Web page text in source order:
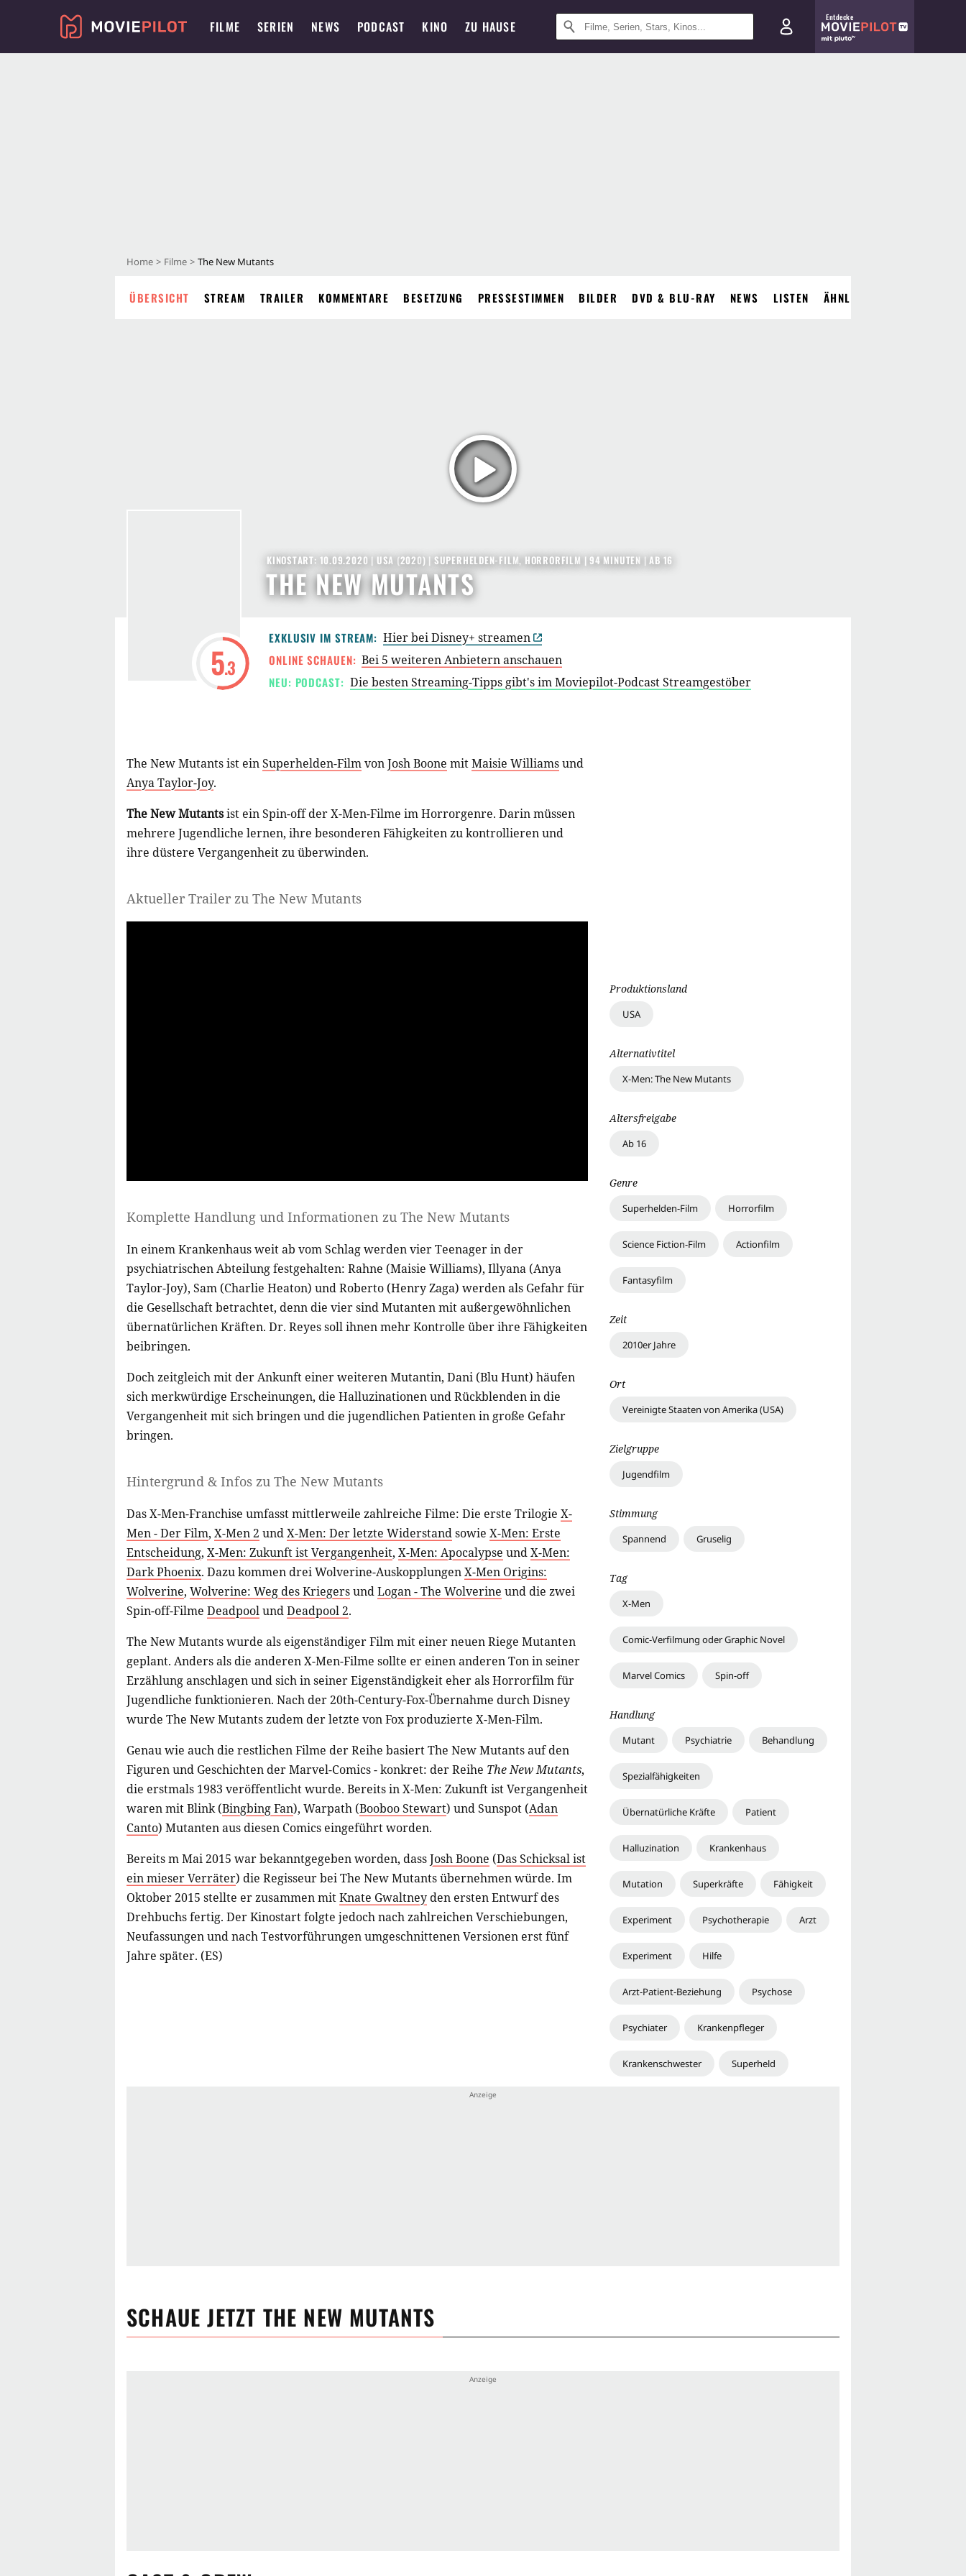
FILME SERIEN NEWS PODCAST KINO ZU HAUSE
Entdecke
Home Filme The New Mutants
ÜBERSICHT STREAM TRAILER KOMMENTARE BESETZUNG PRESSESTIMMEN BILDER DVD & BLU-RAY NEWS LISTEN ÄHNLICHE FILME
5.3
THE NEW MUTANTS
KINOSTART: 10.09.2020 | USA (2020) | SUPERHELDEN-FILM, HORRORFILM | 94 MINUTEN |AB 16
EXKLUSIV IM STREAM: Hier bei Disney+ streamen
ONLINE SCHAUEN: Bei 5 weiteren Anbietern anschauen
NEU: PODCAST: Die besten Streaming-Tipps gibt's im Moviepilot-Podcast Streamgestöber
The New Mutants ist einSuperhelden-FilmvonJosh Boone mitMaisie Williamsund
Anya Taylor-Joy.
The New Mutantsist ein Spin-off der X-Men-Filme im Horrorgenre. Darin müssen
mehrere Jugendliche lernen, ihre besonderen Fähigkeiten zu kontrollieren und
ihre düstere Vergangenheit zu überwinden.
Aktueller Trailer zu The New Mutants
Komplette Handlung und Informationen zu The New Mutants
In einem Krankenhaus weit ab vom Schlag werden vier Teenager in der
psychiatrischen Abteilung festgehalten: Rahne (Maisie Williams), Illyana (Anya
Taylor-Joy), Sam (Charlie Heaton) und Roberto (Henry Zaga) werden als Gefahr für
die Gesellschaft betrachtet, denn die vier sind Mutanten mit außergewöhnlichen
übernatürlichen Kräften. Dr. Reyes soll ihnen mehr Kontrolle über ihre Fähigkeiten
beibringen.
Doch zeitgleich mit der Ankunft einer weiteren Mutantin, Dani (Blu Hunt) häufen
sich merkwürdige Erscheinungen, die Halluzinationen und Rückblenden in die
Vergangenheit mit sich bringen und die jugendlichen Patienten in große Gefahr
bringen.
Hintergrund & Infos zu The New Mutants
Das X-Men-Franchise umfasst mittlerweile zahlreiche Filme: Die erste Trilogie X-
Men - Der Film, X-Men 2 undX-Men: Der letzte Widerstandsowie X-Men: Erste
Entscheidung, X-Men: Zukunft ist Vergangenheit, X-Men: Apocalypse undX-Men:
Dark Phoenix. Dazu kommen drei Wolverine-AuskopplungenX-Men Origins:
Wolverine, Wolverine: Weg des KriegersundLogan - The Wolverine und die zwei
Spin-off-Filme DeadpoolundDeadpool 2.
The New Mutants wurde als eigenständiger Film mit einer neuen Riege Mutanten
geplant. Anders als die anderen X-Men-Filme sollte er einen anderen Ton in seiner
Erzählung anschlagen und sich in seiner Eigenständigkeit eher als Horrorfilm für
Jugendliche funktionieren. Nach der 20th-Century-Fox-Übernahme durch Disney
wurde The New Mutants zudem der letzte von Fox produzierte X-Men-Film.
Genau wie auch die restlichen Filme der Reihe basiert The New Mutants auf den
Figuren und Geschichten der Marvel-Comics - konkret: der Reihe The New Mutants,
die erstmals 1983 veröffentlicht wurde. Bereits in X-Men: Zukunft ist Vergangenheit
waren mit Blink (Bingbing Fan), Warpath (Booboo Stewart) und Sunspot (Adan
Canto) Mutanten aus diesen Comics eingeführt worden.
Bereits m Mai 2015 war bekanntgegeben worden, dassJosh Boone (Das Schicksal ist
ein mieser Verräter) die Regisseur bei The New Mutants übernehmen würde. Im
Oktober 2015 stellte er zusammen mitKnate Gwaltney den ersten Entwurf des
Drehbuchs fertig. Der Kinostart folgte jedoch nach zahlreichen Verschiebungen,
Neufassungen und nach Testvorführungen umgeschnittenen Versionen erst fünf
Jahre später. (ES)
Produktionsland
USA
Alternativtitel
X-Men: The New Mutants
Altersfreigabe
Ab 16
Genre
Superhelden-Film Horrorfilm
Science Fiction-Film Actionfilm
Fantasyfilm
Zeit
2010er Jahre
Ort
Vereinigte Staaten von Amerika (USA)
Zielgruppe
Jugendfilm
Stimmung
Spannend Gruselig
Tag
X-Men
Comic-Verfilmung oder Graphic Novel
Marvel Comics Spin-off
Handlung
Mutant Psychiatrie Behandlung
Spezialfähigkeiten
Übernatürliche Kräfte Patient
Halluzination Krankenhaus
Mutation Superkräfte Fähigkeit
Experiment Psychotherapie Arzt
Experiment Hilfe
Arzt-Patient-Beziehung Psychose
Psychiater Krankenpfleger
Krankenschwester Superheld
SCHAUE JETZT THE NEW MUTANTS